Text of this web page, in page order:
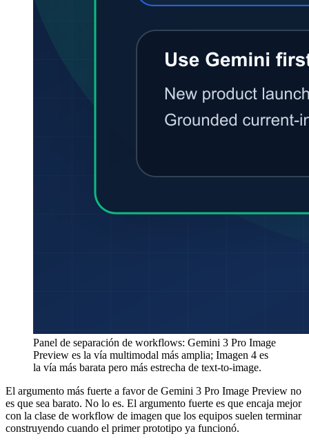
Panel de separación de workflows: Gemini 3 Pro Image
Preview es la vía multimodal más amplia; Imagen 4 es
la vía más barata pero más estrecha de text-to-image.
El argumento más fuerte a favor de Gemini 3 Pro Image Preview no
es que sea barato. No lo es. El argumento fuerte es que encaja mejor
con la clase de workflow de imagen que los equipos suelen terminar
construyendo cuando el primer prototipo ya funcionó.